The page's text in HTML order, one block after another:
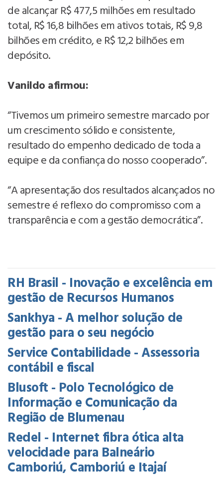
de alcançar R$ 477,5 milhões em resultado
total, R$ 16,8 bilhões em ativos totais, R$ 9,8
bilhões em crédito, e R$ 12,2 bilhões em
depósito.
Vanildo afirmou:
“Tivemos um primeiro semestre marcado por
um crescimento sólido e consistente,
resultado do empenho dedicado de toda a
equipe e da confiança do nosso cooperado”.
“A apresentação dos resultados alcançados no
semestre é reflexo do compromisso com a
transparência e com a gestão democrática”.
RH Brasil - Inovação e excelência em
gestão de Recursos Humanos
Sankhya - A melhor solução de
gestão para o seu negócio
Service Contabilidade - Assessoria
contábil e fiscal
Blusoft - Polo Tecnológico de
Informação e Comunicação da
Região de Blumenau
Redel - Internet fibra ótica alta
velocidade para Balneário
Camboriú, Camboriú e Itajaí